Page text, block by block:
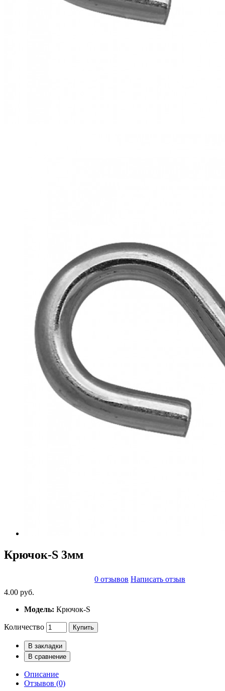
Крючок-S 3мм
0 отзывов Написать отзыв
4.00 руб.
Модель: Крючок-S
Количество Купить
В закладки
В сравнение
Описание
Отзывов (0)